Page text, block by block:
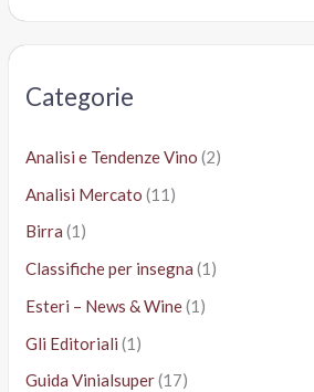
Categorie
Analisi e Tendenze Vino (2)
Analisi Mercato (11)
Birra (1)
Classifiche per insegna (1)
Esteri – News & Wine(1)
Gli Editoriali (1)
Guida Vinialsuper(17)